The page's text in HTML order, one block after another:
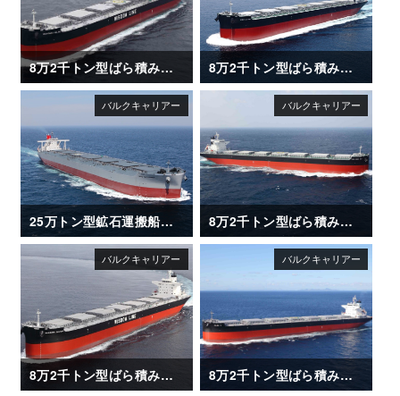
8万2千トン型ばら積み運搬船「SAKIZAYA KALON」 8万2千トン型ばら積み運搬船「XING LE HAI」
25万トン型鉱石運搬船「CAPE HAYATOMO」 8万2千トン型ばら積み運搬船「XING HUAN HAI」
8万2千トン型ばら積み運搬船「SAKIZAYA JUSTICE」 8万2千トン型ばら積み運搬船「OLGA V」